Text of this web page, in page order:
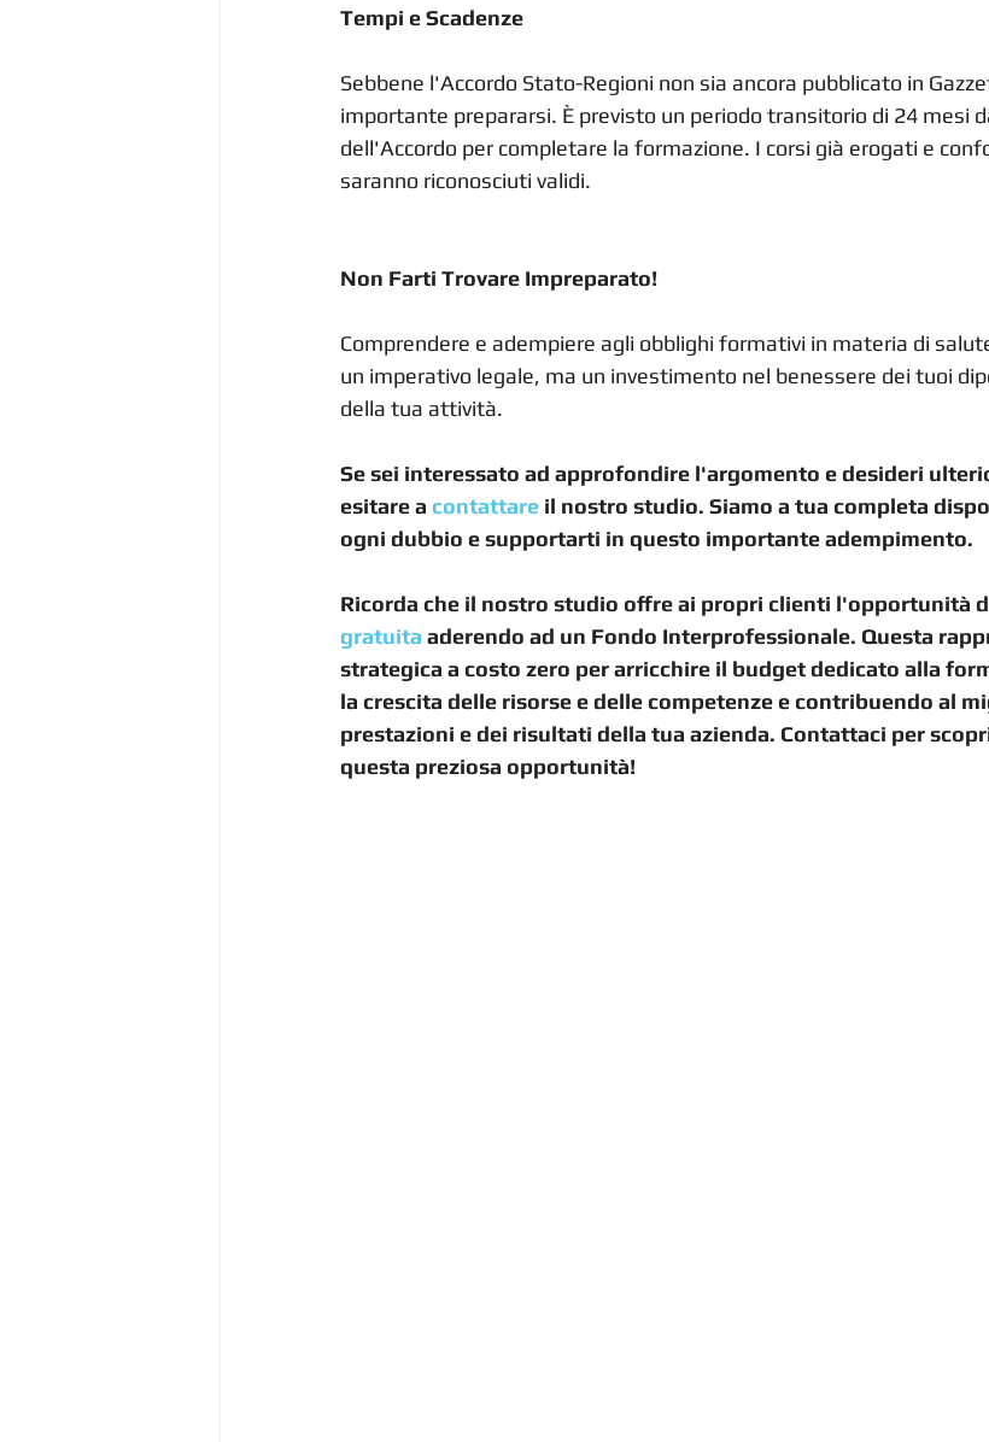
Tempi e Scadenze
Sebbene l'Accordo Stato-Regioni non sia ancora pubblicato in
importante prepararsi. È previsto un periodo transitorio di 24 mesi
dell'Accordo per completare la formazione. I corsi già erogati e
saranno riconosciuti validi.
Non Farti Trovare Impreparato!
Comprendere e adempiere agli obblighi formativi in materia di
un imperativo legale, ma un investimento nel benessere dei tuoi
della tua attività.
Se sei interessato ad approfondire l'argomento e desideri
esitare a contattare il nostro studio. Siamo a tua completa
ogni dubbio e supportarti in questo importante adempimento.
Ricorda che il nostro studio offre ai propri clienti l'opportunità
gratuita aderendo ad un Fondo Interprofessionale. Questa
strategica a costo zero per arricchire il budget dedicato alla
la crescita delle risorse e delle competenze e contribuendo al
prestazioni e dei risultati della tua azienda. Contattaci per
questa preziosa opportunità!